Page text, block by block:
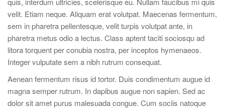
velit. Etiam neque. Aliquam erat volutpat. Maecenas fermentum,
sem in pharetra pellentesque, velit turpis volutpat ante, in
pharetra metus odio a lectus. Class aptent taciti sociosqu ad
litora torquent per conubia nostra, per inceptos hymenaeos.
Integer vulputate sem a nibh rutrum consequat.
Aenean fermentum risus id tortor. Duis condimentum augue id
magna semper rutrum. In dapibus augue non sapien. Sed ac
dolor sit amet purus malesuada congue. Cum sociis natoque